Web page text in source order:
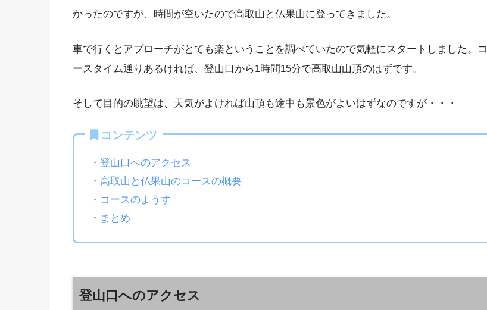
かったのですが、時間が空いたので高取山と仏果山に登ってきました。
車で行くとアプローチがとても楽ということを調べていたので気軽にスタートしました。コ
ースタイム通りあるければ、登山口から1時間15分で高取山山頂のはずです。
そして目的の眺望は、天気がよければ山頂も途中も景色がよいはずなのですが・・・
コンテンツ
・登山口へのアクセス
・高取山と仏果山のコースの概要
・コースのようす
・まとめ
登山口へのアクセス